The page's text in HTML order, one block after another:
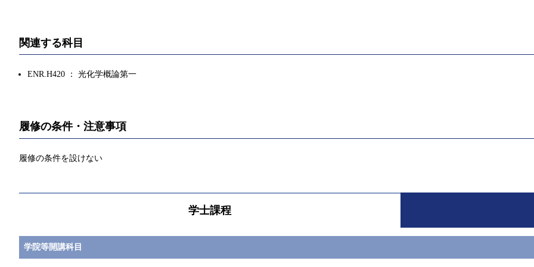
関連する科目
ENR.H420 ： 光化学概論第一
履修の条件・注意事項
履修の条件を設けない
学士課程
学院等開講科目